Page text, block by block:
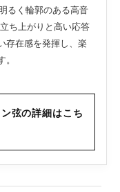
るく輪郭のある高音
ち上がりと高い応答
存在感を発揮し、楽
弦の詳細はこち